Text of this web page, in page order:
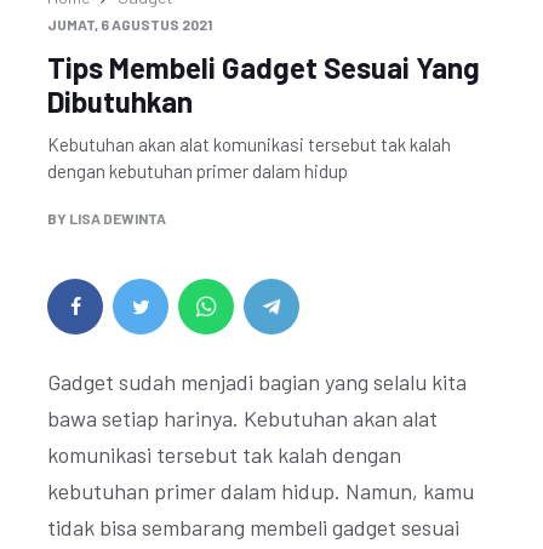
JUMAT, 6 AGUSTUS 2021
Tips Membeli Gadget Sesuai Yang
Dibutuhkan
Kebutuhan akan alat komunikasi tersebut tak kalah
dengan kebutuhan primer dalam hidup
BY LISA DEWINTA
Gadget sudah menjadi bagian yang selalu kita
bawa setiap harinya. Kebutuhan akan alat
komunikasi tersebut tak kalah dengan
kebutuhan primer dalam hidup. Namun, kamu
tidak bisa sembarang membeli gadget sesuai